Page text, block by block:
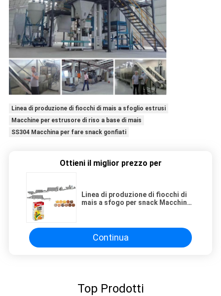
Linea di produzione di fiocchi di mais a sfoglio estrusi
Macchine per estrusore di riso a base di mais
SS304 Macchina per fare snack gonfiati
Ottieni il miglior prezzo per
Linea di produzione di fiocchi di
mais a sfogo per snack Macchina
Continua
Top Prodotti